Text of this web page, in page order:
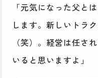
「元気になった父と
します。新しいトラ
（笑）。経営は任さ
いると思いますよ」